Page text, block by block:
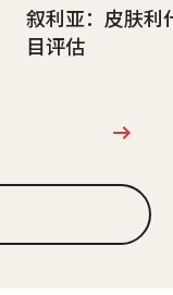
叙利亚：皮肤利
目评估